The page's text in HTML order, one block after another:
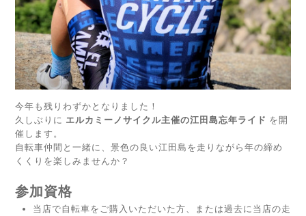
今年も残りわずかとなりました！
久しぶりに エルカミーノサイクル主催の江田島忘年ライド を開
催します。
自転車仲間と一緒に、景色の良い江田島を走りながら年の締め
くくりを楽しみませんか？
参加資格
当店で自転車をご購入いただいた方、または過去に当店の走